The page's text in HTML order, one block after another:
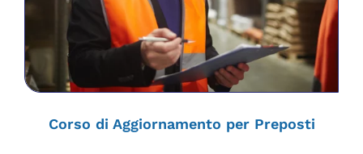
Corso di Aggiornamento per Preposti